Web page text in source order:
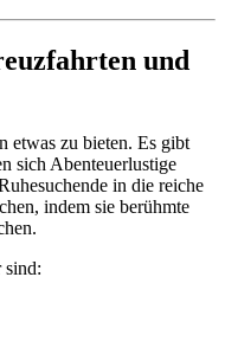
und
etwas zu bieten. Es gibt
sich Abenteuerlustige
in die reiche
indem sie berühmte
sind: